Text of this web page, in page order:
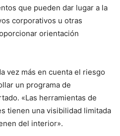
que pueden dar lugar a la
corporativos u otras
orientación
vez más en cuenta el riesgo
un programa de
«Las herramientas de
tienen una visibilidad limitada
del interior».